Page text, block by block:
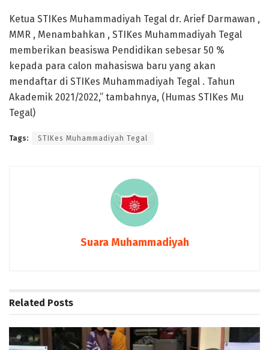
Ketua STIKes Muhammadiyah Tegal dr. Arief Darmawan ,
MMR , Menambahkan , STIKes Muhammadiyah Tegal
memberikan beasiswa Pendidikan sebesar 50 %
kepada para calon mahasiswa baru yang akan
mendaftar di STIKes Muhammadiyah Tegal . Tahun
Akademik 2021/2022,” tambahnya, (Humas STIKes Mu
Tegal)
Tags: STIKes Muhammadiyah Tegal
Suara Muhammadiyah
Related Posts